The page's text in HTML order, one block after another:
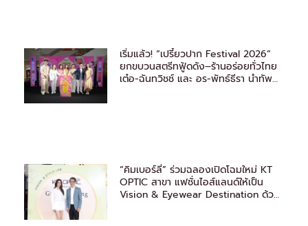
เริ่มแล้ว! “เปรี้ยวปาก Festival 2026”
ยกขบวนสตรีทฟู้ดดัง–ร้านอร่อยทั่วไทย
เต๋อ-ฉันทวิชช์ และ อร-พัทธ์ธีรา นำทัพ
“คิมเบอร์ลี่” ร่วมฉลองเปิดโฉมใหม่ KT
OPTIC สาขา แฟชั่นไอส์แลนด์ให้เป็น
Vision & Eyewear Destination ด้วย